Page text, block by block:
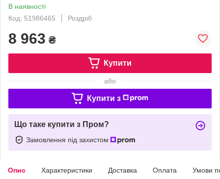
В наявності
Код: 51986465
Роздріб
8 963 ₴
Купити
або
Купити з
Що таке купити з Пром?
Замовлення під захистом
Опис Характеристики Доставка Оплата Умови